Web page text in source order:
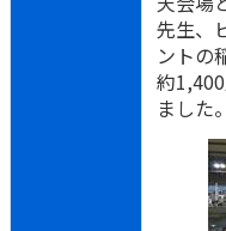
先生、
ントの
約
ました。